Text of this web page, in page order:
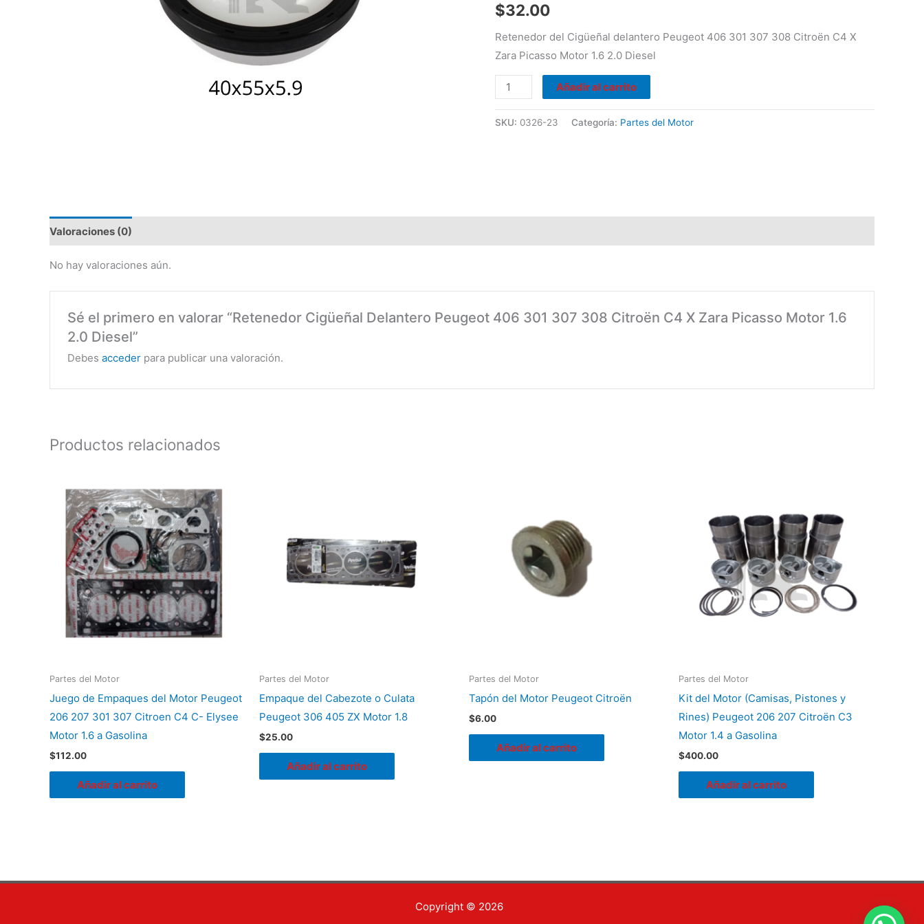
$32.00
Retenedor del Cigüeñal delantero Peugeot 406 301 307 308 Citroën C4 X
Zara Picasso Motor 1.6 2.0 Diesel
C4
Zara
Picasso
Motor
1.6
2.0
Añadir al carrito
SKU: 0326-23 Categoría: Partes del Motor
Valoraciones (0)
No hay valoraciones aún.
Sé el primero en valorar “Retenedor Cigüeñal Delantero Peugeot 406 301 307 308 Citroën C4 X Zara Picasso Motor 1.6
2.0 Diesel”
Debesacceder para publicar una valoración.
Productos relacionados
Partes del Motor
Juego de Empaques del Motor Peugeot
206 207 301 307 Citroen C4 C- Elysee
Motor 1.6 a Gasolina
$112.00
Añadir al carrito
Partes del Motor
Empaque del Cabezote o Culata
Peugeot 306 405 ZX Motor 1.8
$25.00
Añadir al carrito
Partes del Motor
Tapón del Motor Peugeot Citroën
$6.00
Añadir al carrito
Partes del Motor
Kit del Motor (Camisas, Pistones y
Rines) Peugeot 206 207 Citroën C3
Motor 1.4 a Gasolina
$400.00
Añadir al carrito
Copyright © 2026